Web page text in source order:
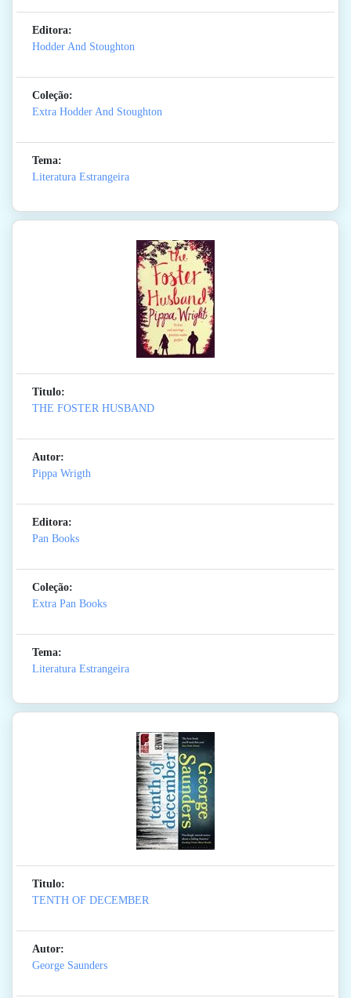
Editora:
Hodder And Stoughton
Coleção:
Extra Hodder And Stoughton
Tema:
Literatura Estrangeira
Titulo:
THE FOSTER HUSBAND
Autor:
Pippa Wrigth
Editora:
Pan Books
Coleção:
Extra Pan Books
Tema:
Literatura Estrangeira
Titulo:
TENTH OF DECEMBER
Autor:
George Saunders